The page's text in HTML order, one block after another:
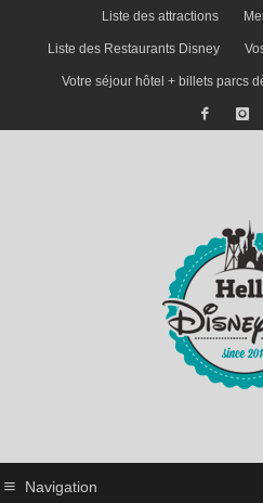
Liste des attractions
Liste des Restaurants Disney
Votre séjour hôtel + billets parcs
Navigation